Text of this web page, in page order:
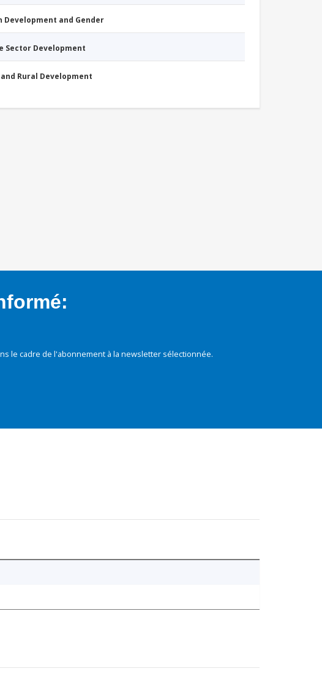
Development and Gender
Sector Development
and Rural Development
le cadre de l'abonnement à la newsletter sélectionnée.